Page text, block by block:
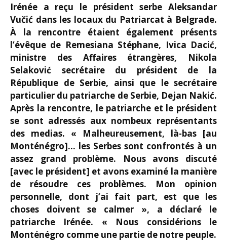
Irénée a reçu le président serbe Aleksandar
Vučić dans les locaux du Patriarcat à Belgrade.
À la rencontre étaient également présents
l’évêque de Remesiana Stéphane, Ivica Dacić,
ministre des Affaires étrangères, Nikola
Selaković secrétaire du président de la
République de Serbie, ainsi que le secrétaire
particulier du patriarche de Serbie, Dejan Nakić.
Après la rencontre, le patriarche et le président
se sont adressés aux nombeux représentants
des medias. « Malheureusement, là-bas [au
Monténégro]… les Serbes sont confrontés à un
assez grand problème. Nous avons discuté
[avec le président] et avons examiné la manière
de résoudre ces problèmes. Mon opinion
personnelle, dont j’ai fait part, est que les
choses doivent se calmer », a déclaré le
patriarche Irénée. « Nous considérions le
Monténégro comme une partie de notre peuple.